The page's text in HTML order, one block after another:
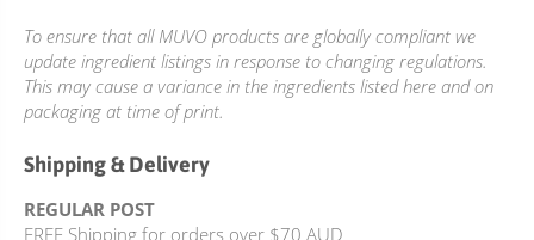
To ensure that all MUVO products are globally compliant we
update ingredient listings in response to changing regulations.
This may cause a variance in the ingredients listed here and on
packaging at time of print.
Shipping & Delivery
REGULAR POST
FREE Shipping for orders over $70 AUD